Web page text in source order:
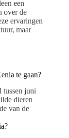
een
over de
ervaringen
maar
te gaan?
tussen juni
dieren
van de